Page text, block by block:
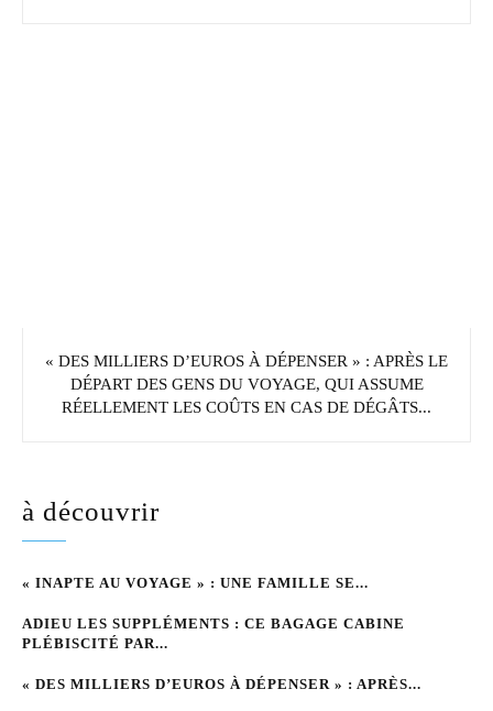
« DES MILLIERS D’EUROS À DÉPENSER » : APRÈS LE
DÉPART DES GENS DU VOYAGE, QUI ASSUME
RÉELLEMENT LES COÛTS EN CAS DE DÉGÂTS...
à découvrir
« INAPTE AU VOYAGE » : UNE FAMILLE SE...
ADIEU LES SUPPLÉMENTS : CE BAGAGE CABINE
PLÉBISCITÉ PAR...
« DES MILLIERS D’EUROS À DÉPENSER » : APRÈS...